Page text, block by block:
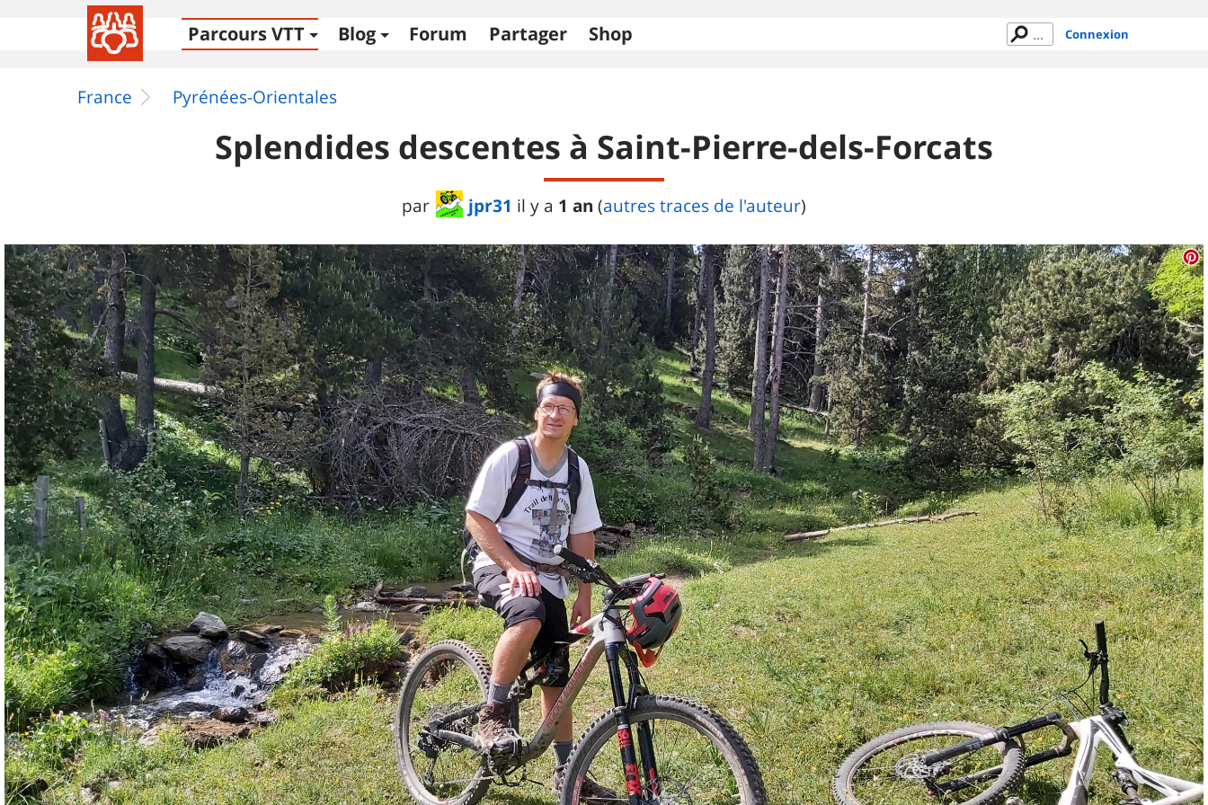
Parcours VTT Blog Forum Partager Shop Connexion
France Pyrénées-Orientales
Splendides descentes à Saint-Pierre-dels-Forcats
par jpr31 il y a 1 an (autres traces de l'auteur)